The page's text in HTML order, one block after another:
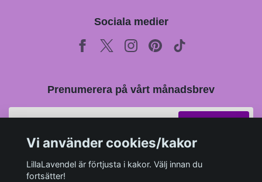
Sociala medier
Prenumerera på vårt månadsbrev
Vi använder cookies/kakor
LillaLavendel är förtjusta i kakor. Välj innan du
fortsätter!